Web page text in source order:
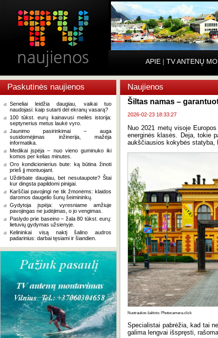
APIE | TV ANTENŲ
Paskutinės naujienos
Seneliai leidžia daugiau, vaikai tuo
naudojasi: kaip sutarti dėl ekranų vasarą?
100 tūkst. eurų kainavusi meilės istorija:
septynerius metus laukė vyro.
Jaunimo pasirinkimai – auga
susidomėjimas inžinerija, mažėja
informatika.
Medikai įspėja – nuo vieno guminuko iki
komos per kelias minutes.
Oro kondicionierius bute: ką būtina žinoti
prieš jį montuojant.
Uždirbate daugiau, bet nesutaupote? Štai
kur dingsta papildomi pinigai.
Karščiai pavojingi ne tik žmonėms: klaidos
daromos daugelio šunų šeimininkų.
Gydytoja įspėja: vyresniame amžiuje
pavojingas ne judėjimas, o jo vengimas.
Paslydo prie baseino – žala 80 tūkst. eurų:
lietuvių gydymas užsienyje.
Kelininkai visą naktį šalino audros
padarinius: darbai tęsiami ir šiandien.
Naujienos
Šiltas namas –
2026-02-23 18:33:27
Nuo 2021 metų visoje
energinės klasės. Deja, tokie
aukščiausios kokybės statyba,
Nuotraukos šaltinis: Photocamera.click
Specialistai pabrėžia, kad tai
galima lengvai išspręsti,